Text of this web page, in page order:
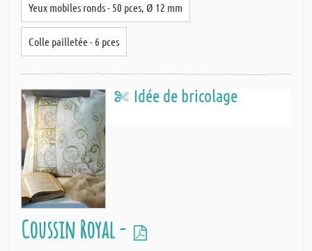
Yeux mobiles ronds - 50 pces, Ø 12 mm
Colle pailletée - 6 pces
Idée de bricolage
Coussin Royal -